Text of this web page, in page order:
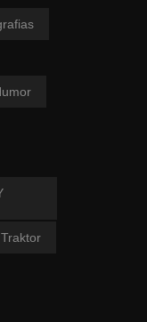
Traktor